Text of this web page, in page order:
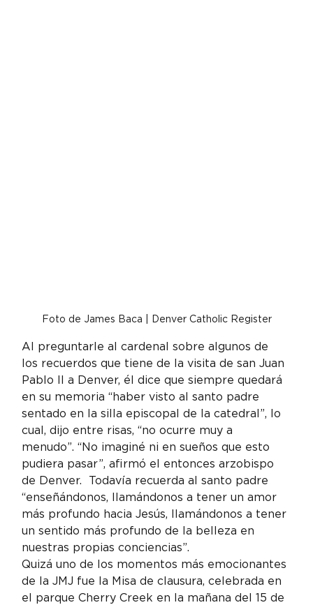
Foto de James Baca | Denver Catholic Register
Al preguntarle al cardenal sobre algunos de
los recuerdos que tiene de la visita de san Juan
Pablo II a Denver, él dice que siempre quedará
en su memoria “haber visto al santo padre
sentado en la silla episcopal de la catedral”, lo
cual, dijo entre risas, “no ocurre muy a
menudo”. “No imaginé ni en sueños que esto
pudiera pasar”, afirmó el entonces arzobispo
de Denver.  Todavía recuerda al santo padre
“enseñándonos, llamándonos a tener un amor
más profundo hacia Jesús, llamándonos a tener
un sentido más profundo de la belleza en
nuestras propias conciencias”.
Quizá uno de los momentos más emocionantes
de la JMJ fue la Misa de clausura, celebrada en
el parque Cherry Creek en la mañana del 15 de